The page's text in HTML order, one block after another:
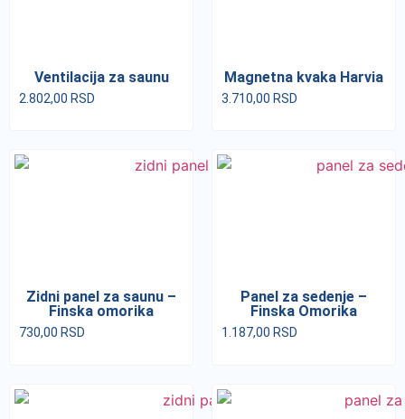
Ventilacija za saunu
2.802,00 RSD
Magnetna kvaka Harvia
3.710,00 RSD
Zidni panel za saunu –
Finska omorika
730,00 RSD
Panel za sedenje –
Finska Omorika
1.187,00 RSD